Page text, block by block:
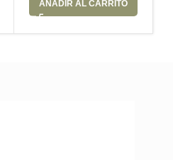
AÑADIR AL CARRITO